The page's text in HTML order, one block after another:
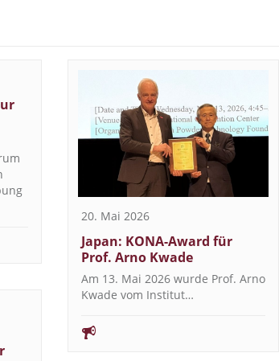
20. Mai 2026
Japan: KONA-Award für
Prof. Arno Kwade
Am 13. Mai 2026 wurde Prof. Arno
Kwade vom Institut…